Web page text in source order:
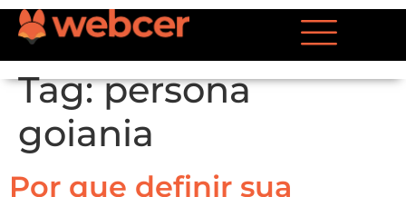
Tag:persona
goiania
Por que definir sua